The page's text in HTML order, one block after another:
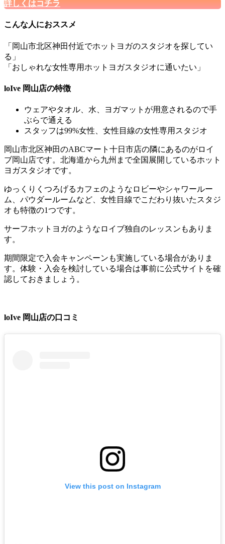
詳しくはコチラ
こんな人におススメ
「岡山市北区神田付近でホットヨガのスタジオを探してい
る」
「おしゃれな女性専用ホットヨガスタジオに通いたい」
loIve 岡山店の特徴
ウェアやタオル、水、ヨガマットが用意されるので手
ぶらで通える
スタッフは99%女性、女性目線の女性専用スタジオ
岡山市北区神田のABCマート十日市店の隣にあるのがロイ
ブ岡山店です。北海道から九州まで全国展開しているホット
ヨガスタジオです。
ゆっくりくつろげるカフェのようなロビーやシャワールー
ム、パウダールームなど 、女性目線でこだわり抜いたスタジ
オも特徴の1つです。
サーフホットヨガのようなロイブ独自のレッスンもありま
す。
期間限定で入会キャンペーンも実施している場合がありま
す。 体験・入会を検討している場合は事前に公式サイトを確
認しておきましょう。
loIve 岡山店の口コミ
View this post on Instagram